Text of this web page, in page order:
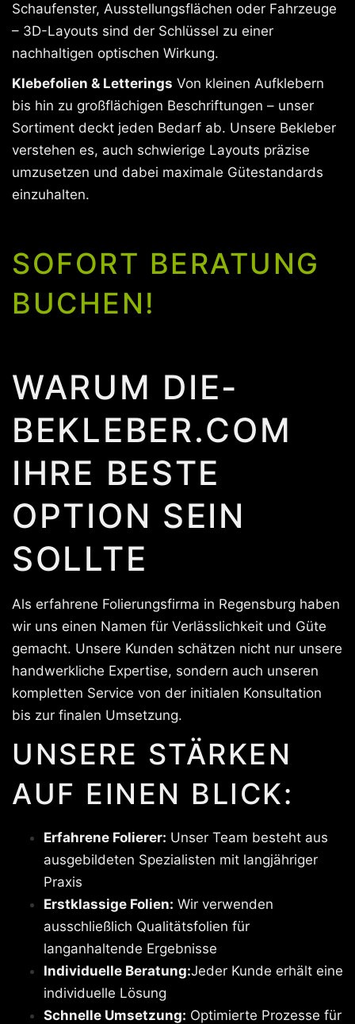
Schaufenster, Ausstellungsflächen oder Fahrzeuge
– 3D-Layouts sind der Schlüssel zu einer
nachhaltigen optischen Wirkung.
Klebefolien & Letterings Von kleinen Aufklebern
bis hin zu großflächigen Beschriftungen – unser
Sortiment deckt jeden Bedarf ab. Unsere Bekleber
verstehen es, auch schwierige Layouts präzise
umzusetzen und dabei maximale Gütestandards
einzuhalten.
SOFORT BERATUNG
BUCHEN!
WARUM DIE-
BEKLEBER.COM
IHRE BESTE
OPTION SEIN
SOLLTE
Als erfahrene Folierungsfirma in Regensburg haben
wir uns einen Namen für Verlässlichkeit und Güte
gemacht. Unsere Kunden schätzen nicht nur unsere
handwerkliche Expertise, sondern auch unseren
kompletten Service von der initialen Konsultation
bis zur finalen Umsetzung.
UNSERE STÄRKEN
AUF EINEN BLICK:
Erfahrene Folierer: Unser Team besteht aus
ausgebildeten Spezialisten mit langjähriger
Praxis
Erstklassige Folien: Wir verwenden
ausschließlich Qualitätsfolien für
langanhaltende Ergebnisse
Individuelle Beratung:Jeder Kunde erhält eine
individuelle Lösung
Schnelle Umsetzung: Optimierte Prozesse für